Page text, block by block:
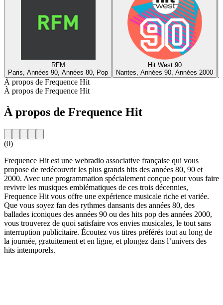
RFM
Paris, Années 90, Années 80, Pop
Hit West 90
Nantes, Années 90, Années 2000
À propos de Frequence Hit
À propos de Frequence Hit
À propos de Frequence Hit
(0)
Frequence Hit est une webradio associative française qui vous
propose de redécouvrir les plus grands hits des années 80, 90 et
2000. Avec une programmation spécialement conçue pour vous faire
revivre les musiques emblématiques de ces trois décennies,
Frequence Hit vous offre une expérience musicale riche et variée.
Que vous soyez fan des rythmes dansants des années 80, des
ballades iconiques des années 90 ou des hits pop des années 2000,
vous trouverez de quoi satisfaire vos envies musicales, le tout sans
interruption publicitaire. Écoutez vos titres préférés tout au long de
la journée, gratuitement et en ligne, et plongez dans l’univers des
hits intemporels.